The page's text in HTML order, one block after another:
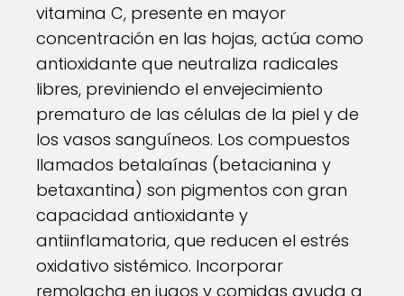
vitamina C, presente en mayor
concentración en las hojas, actúa como
antioxidante que neutraliza radicales
libres, previniendo el envejecimiento
prematuro de las células de la piel y de
los vasos sanguíneos. Los compuestos
llamados betalaínas (betacianina y
betaxantina) son pigmentos con gran
capacidad antioxidante y
antiinflamatoria, que reducen el estrés
oxidativo sistémico. Incorporar
remolacha en jugos y comidas ayuda a